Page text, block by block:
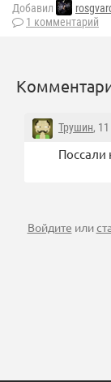
Добавил
1 комментарий
Трушин,
Поссали
Войдите или